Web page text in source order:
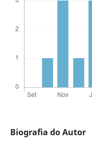
Biografia do Autor